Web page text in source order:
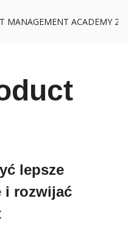
MANAGEMENT ACADEMY 26
lepsze
i rozwijać